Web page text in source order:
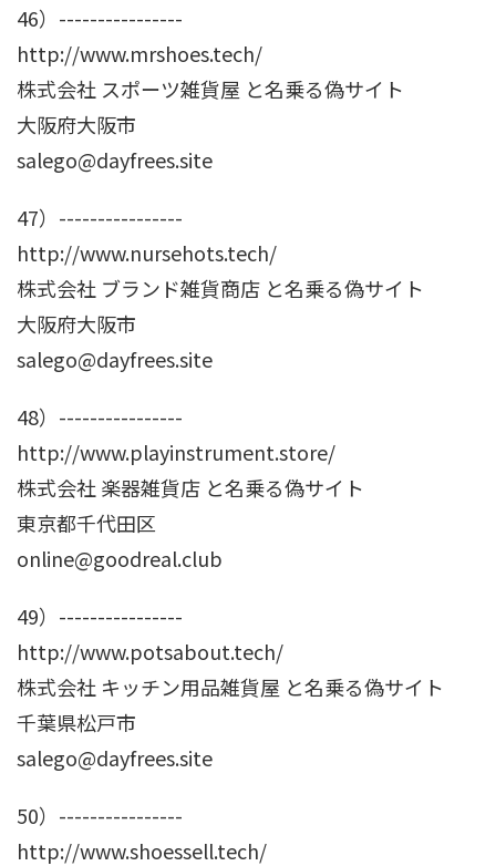
46）----------------
http://www.mrshoes.tech/
株式会社 スポーツ雑貨屋 と名乗る偽サイト
大阪府大阪市
salego@dayfrees.site
47）----------------
http://www.nursehots.tech/
株式会社 ブランド雑貨商店 と名乗る偽サイト
大阪府大阪市
salego@dayfrees.site
48）----------------
http://www.playinstrument.store/
株式会社 楽器雑貨店 と名乗る偽サイト
東京都千代田区
online@goodreal.club
49）----------------
http://www.potsabout.tech/
株式会社 キッチン用品雑貨屋 と名乗る偽サイト
千葉県松戸市
salego@dayfrees.site
50）----------------
http://www.shoessell.tech/